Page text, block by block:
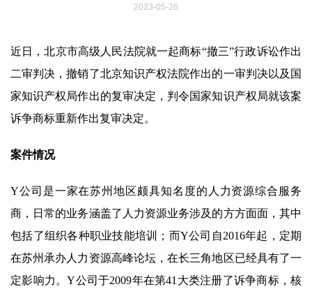
2023-05-26
近日，北京市高级人民法院就一起商标“撤三”行政诉讼作出
二审判决，撤销了北京知识产权法院作出的一审判决以及国
家知识产权局作出的复审决定，判令国家知识产权局就该案
诉争商标重新作出复审决定。
案件情况
Y公司是一家在苏州地区颇具知名度的人力资源综合服务
商，日常的业务涵盖了人力资源业务涉及的方方面面，其中
包括了组织各种职业技能培训；而Y公司自2016年起，定期
在苏州承办人力资源高峰论坛，在长三角地区已经具有了一
定影响力。Y公司于2009年在第41大类注册了诉争商标，核